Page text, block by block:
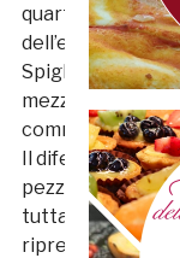
quarto d’ora
dell’estremo
Spighi in area:
mezz’ora
commette un
Il difensore
pezza
tuttavia, arriva il
ripresa vanno a